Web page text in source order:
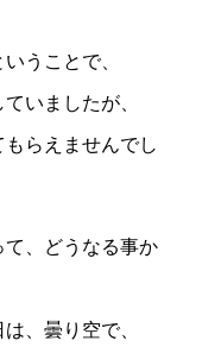
うことで、
いましたが、
らえませんでし
て、どうなる事か
、曇り空で、